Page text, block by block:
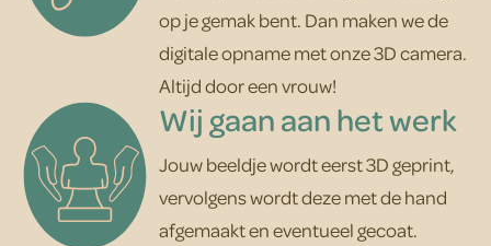
op je gemak bent. Dan maken we de
digitale opname met onze 3D camera.
Altijd door een vrouw!
Wij gaan aan het werk
Jouw beeldje wordt eerst 3D geprint,
vervolgens wordt deze met de hand
afgemaakt en eventueel gecoat.